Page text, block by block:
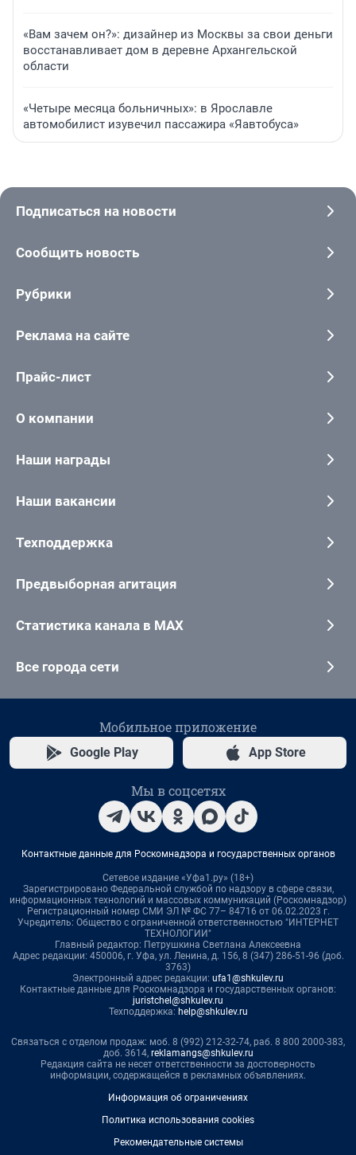
«Вам зачем он?»: дизайнер из Москвы за свои деньги
восстанавливает дом в деревне Архангельской
области
«Четыре месяца больничных»: в Ярославле
автомобилист изувечил пассажира «Яавтобуса»
Подписаться на новости
Сообщить новость
Рубрики
Реклама на сайте
Прайс-лист
О компании
Наши награды
Наши вакансии
Техподдержка
Предвыборная агитация
Статистика канала в MAX
Все города сети
Мобильное приложение
Google Play App Store
Мы в соцсетях
Контактные данные для Роскомнадзора и государственных органов
Сетевое издание «Уфа1.ру» (18+)
Зарегистрировано Федеральной службой по надзору в сфере связи,
информационных технологий и массовых коммуникаций (Роскомнадзор)
Регистрационный номер СМИ ЭЛ № ФС 77– 84716 от 06.02.2023 г.
Учредитель: Общество с ограниченной ответственностью "ИНТЕРНЕТ
ТЕХНОЛОГИИ"
Главный редактор: Петрушкина Светлана Алексеевна
Адрес редакции: 450006, г. Уфа, ул. Ленина, д. 156, 8 (347) 286-51-96 (доб.
3763)
Электронный адрес редакции: ufa1@shkulev.ru
Контактные данные для Роскомнадзора и государственных органов:
juristchel@shkulev.ru
Техподдержка: help@shkulev.ru
Связаться с отделом продаж: моб. 8 (992) 212-32-74, раб. 8 800 2000-383,
доб. 3614, reklamangs@shkulev.ru
Редакция сайта не несет ответственности за достоверность
информации, содержащейся в рекламных объявлениях.
Информация об ограничениях
Политика использования cookies
Рекомендательные системы